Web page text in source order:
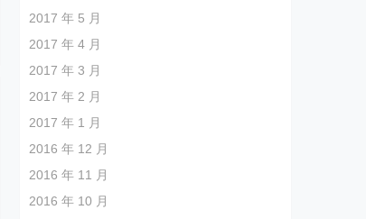
2017 年 5 月
2017 年 4 月
2017 年 3 月
2017 年 2 月
2017 年 1 月
2016 年 12 月
2016 年 11 月
2016 年 10 月